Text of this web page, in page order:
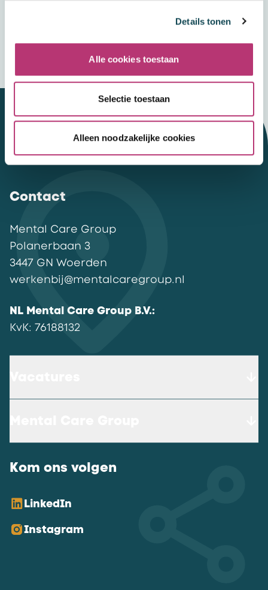
Details tonen
Alle cookies toestaan
Selectie toestaan
Alleen noodzakelijke cookies
Wij bewaren uw gegevens veilig
Let's talk
Contact
Mental Care Group
Polanerbaan 3
3447 GN Woerden
werkenbij@mentalcaregroup.nl
NL Mental Care Group B.V.:
KvK: 76188132
Kom ons volgen
LinkedIn
Instagram